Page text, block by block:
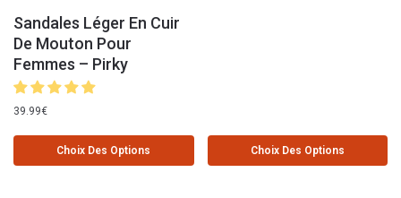
Sandales Léger En Cuir
De Mouton Pour
Femmes – Pirky
39.99€
Choix Des Options Choix Des Options